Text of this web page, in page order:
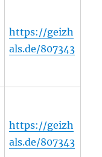
https://geizh
als.de/807343
https://geizh
als.de/807343